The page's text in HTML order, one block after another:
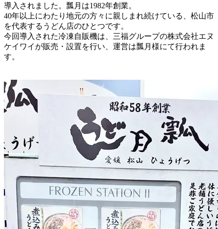
導入されました。瓢月は1982年創業。
40年以上にわたり地元の方々に親しまれ続けている、松山市
を代表するうどん店のひとつです。
今回導入された冷凍自販機は、三福グループの株式会社エヌ
ケイワイが販売・設置を行い、運営は瓢月様にて行われま
す。